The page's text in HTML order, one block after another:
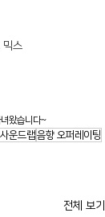
믹스
왔습니다~
운드랩음향 오퍼레이팅
전체 보기